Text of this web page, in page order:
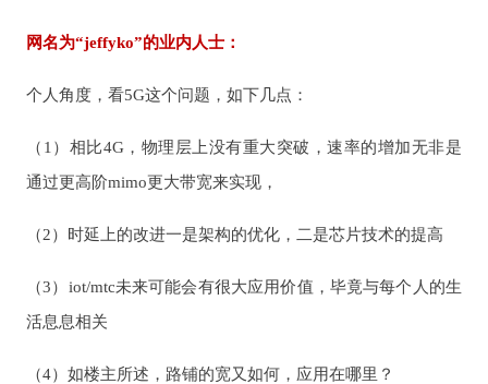
网名为“jeffyko”的业内人士：
个人角度，看5G这个问题，如下几点：
（1）相比4G，物理层上没有重大突破，速率的增加无非是
通过更高阶mimo更大带宽来实现，
（2）时延上的改进一是架构的优化，二是芯片技术的提高
（3）iot/mtc未来可能会有很大应用价值，毕竟与每个人的生
活息息相关
（4）如楼主所述，路铺的宽又如何，应用在哪里？